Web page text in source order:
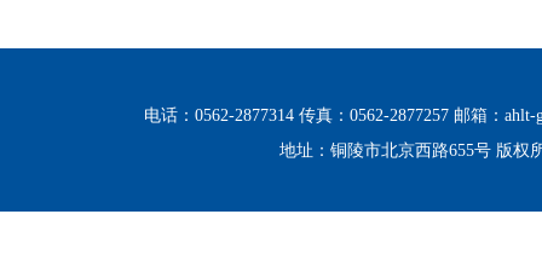
电话：0562-2877314 传真：0562-2877257 邮箱：
地址：铜陵市北京西路655号 版权